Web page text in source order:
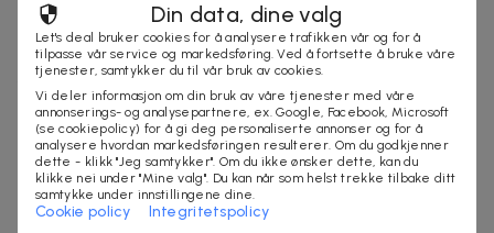
JASWINDER KAUR
Jaswinder Kaur er en kosmetisk, estetisk sykepleier og
er eier og daglig leder av Kaur est. med. hudklinikk.
Hun har jobbet som sykepleier i 40 år og har
videreutdanning innen estetisk/kosmetisk behandling
ved Amabilis akademiet.Hun har gjennomgått flere
kurser innen behandlinger hun tilbyr. Hun brenner for
Din data, dine valg
Let's deal bruker cookies for å analysere trafikken vår og for å
tilpasse vår service og markedsføring. Ved å fortsette å bruke våre
tjenester, samtykker du til vår bruk av cookies.
Vi deler informasjon om din bruk av våre tjenester med våre
annonserings- og analysepartnere, ex. Google, Facebook, Microsoft
(se cookiepolicy) for å gi deg personaliserte annonser og for å
analysere hvordan markedsføringen resulterer. Om du godkjenner
dette - klikk "Jeg samtykker". Om du ikke ønsker dette, kan du
klikke nei under "Mine valg". Du kan når som helst trekke tilbake ditt
samtykke under innstillingene dine.
Cookie policy Integritetspolicy